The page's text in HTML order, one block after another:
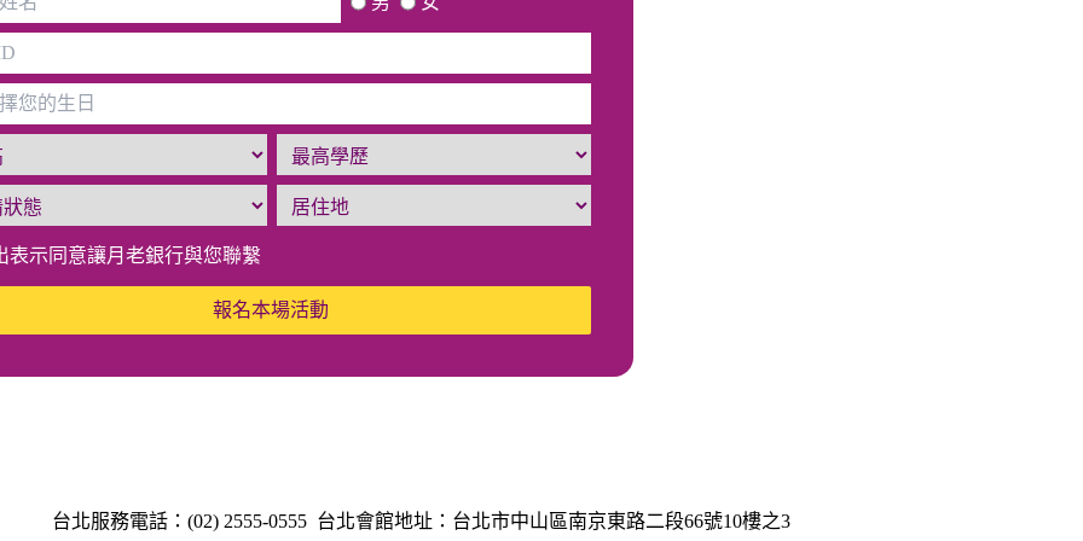
表示同意讓月老銀行與您聯繫
報名本場活動
台北服務電話：(02) 2555-0555 台北會館地址：台北市中山區南京東路二段66號10樓之3